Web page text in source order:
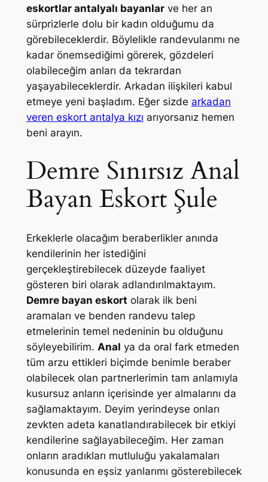
eskortlar antalyalı bayanlarve her an
sürprizlerle dolu bir kadın olduğumu da
görebileceklerdir. Böylelikle randevularımı ne
kadar önemsediğimi görerek, gözdeleri
olabileceğim anları da tekrardan
yaşayabileceklerdir. Arkadan ilişkileri kabul
etmeye yeni başladım. Eğer sizde arkadan
veren eskort antalya kızı arıyorsanız hemen
beni arayın.
Demre Sınırsız Anal
Bayan Eskort Şule
Erkeklerle olacağım beraberlikler anında
kendilerinin her istediğini
gerçekleştirebilecek düzeyde faaliyet
gösteren biri olarak adlandırılmaktayım.
Demre bayan eskort olarak ilk beni
aramaları ve benden randevu talep
etmelerinin temel nedeninin bu olduğunu
söyleyebilirim. Anal ya da oral fark etmeden
tüm arzu ettikleri biçimde benimle beraber
olabilecek olan partnerlerimin tam anlamıyla
kusursuz anların içerisinde yer almalarını da
sağlamaktayım. Deyim yerindeyse onları
zevkten adeta kanatlandırabilecek bir etkiyi
kendilerine sağlayabileceğim. Her zaman
onların aradıkları mutluluğu yakalamaları
konusunda en eşsiz yanlarımı gösterebilecek